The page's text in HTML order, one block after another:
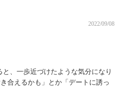
2022/09/08
、一歩近づけたような気分になり
合えるかも」とか「デートに誘っ